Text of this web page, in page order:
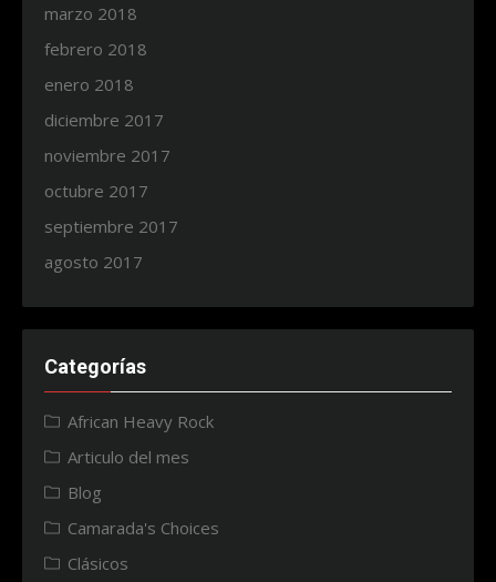
marzo 2018
febrero 2018
enero 2018
diciembre 2017
noviembre 2017
octubre 2017
septiembre 2017
agosto 2017
Categorías
African Heavy Rock
Articulo del mes
Blog
Camarada's Choices
Clásicos